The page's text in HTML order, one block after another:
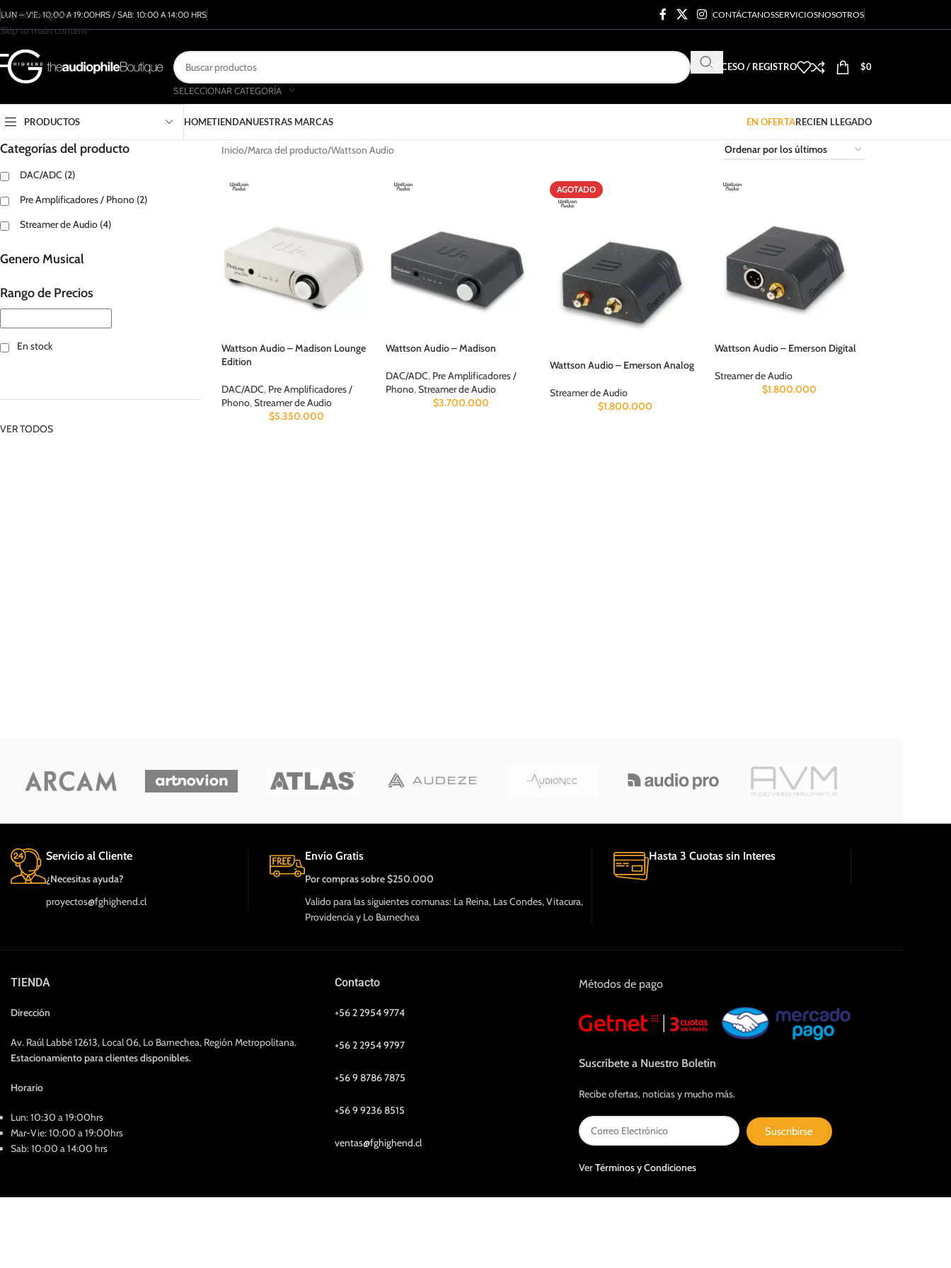
Skip to navigation
Skip to main content
LUN – VIE: 10:00 A 19:00HRS / SAB: 10:00 A 14:00 HRS CONTÁCTANOSSERVICIOSNOSOTROS
SELECCIONAR CATEGORÍA
ACCESO / REGISTRO $0
PRODUCTOS HOMETIENDANUESTRAS MARCAS EN OFERTARECIEN LLEGADO
Categorías del producto
DAC/ADC (2)
Pre Amplificadores / Phono (2)
Streamer de Audio (4)
Genero Musical
Rango de Precios
En stock
VER TODOS
Inicio Marca del producto Wattson Audio
Wattson Audio – Madison Lounge
Edition
DAC/ADC, Pre Amplificadores /
Phono,Streamer de Audio
$5.350.000
Wattson Audio – Madison
DAC/ADC, Pre Amplificadores /
Phono,Streamer de Audio
$3.700.000
AGOTADO
Wattson Audio – Emerson Analog
Streamer de Audio
$1.800.000
Wattson Audio – Emerson Digital
Streamer de Audio
$1.800.000
Servicio al Cliente
¿Necesitas ayuda?
proyectos@fghighend.cl
Envío Gratis
Por compras sobre $250.000
Valido para las siguientes comunas: La Reina, Las Condes, Vitacura,
Providencia y Lo Barnechea
Hasta 3 Cuotas sin Interes
TIENDA
Dirección
Av. Raúl Labbé 12613, Local 06, Lo Barnechea, Región Metropolitana.
Estacionamiento para clientes disponibles.
Horario
Lun: 10:30 a 19:00hrs
Mar-Vie: 10:00 a 19:00hrs
Sab: 10:00 a 14:00 hrs
Contacto
+56 2 2954 9774
+56 2 2954 9797
+56 9 8786 7875
+56 9 9236 8515
ventas@fghighend.cl
Métodos de pago
Suscríbete a Nuestro Boletín
Recibe ofertas, noticias y mucho más.
Suscribirse
VerTérminos y Condiciones